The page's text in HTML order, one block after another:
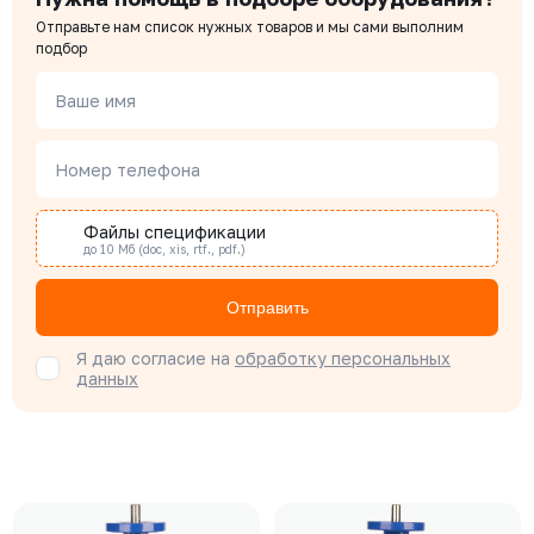
Отправьте нам список нужных товаров и мы сами выполним
подбор
Ваше имя
Номер телефона
Файлы спецификации
до 10 Мб (doc, xis, rtf., pdf.)
Отправить
Я даю согласие на обработку персональных
данных